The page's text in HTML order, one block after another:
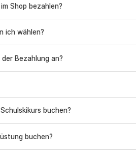
Shop bezahlen?
ich wählen?
Bezahlung an?
buchen?
buchen?